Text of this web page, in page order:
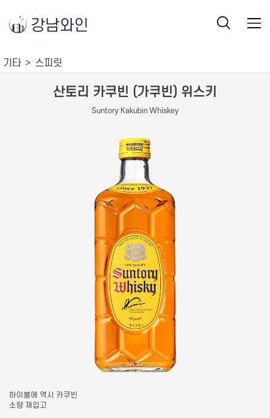
강남와인
기타 스피릿
산토리 카쿠빈 (가쿠빈) 위스키
Suntory Kakubin Whiskey
하이볼에 역시 카쿠빈
소량 재입고